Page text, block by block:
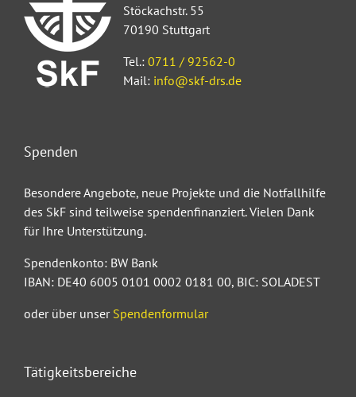
Stöckachstr. 55
70190 Stuttgart
Tel.: 0711 / 92562-0
Mail: info@skf-drs.de
Spenden
Besondere Angebote, neue Projekte und die Notfallhilfe
des SkF sind teilweise spendenfinanziert. Vielen Dank
für Ihre Unterstützung.
Spendenkonto: BW Bank
IBAN: DE40 6005 0101 0002 0181 00, BIC: SOLADEST
oder über unser Spendenformular
Tätigkeitsbereiche